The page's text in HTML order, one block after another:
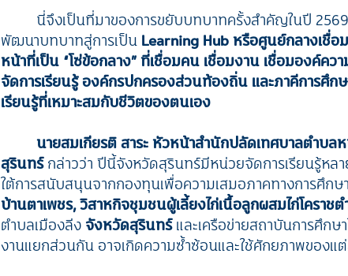
นี่จึงเป็นที่มาของการขยับบทบาทครั้งสำคัญในปี
พัฒนาบทบาทสู่การเป็น Learning Hub หรือศูนย์กลางเชื่อ
หน้าที่เป็น “โซ่ข้อกลาง” ที่เชื่อมคน เชื่อมงาน เชื่อมองค์คว
จัดการเรียนรู้ องค์กรปกครองส่วนท้องถิ่น และภาคีการศึก
เรียนรู้ที่เหมาะสมกับชีวิตของตนเอง
นายสมเกียรติ สาระ หัวหน้าสำนักปลัดเทศบาลตำบ
สุรินทร์กล่าวว่า ปีนี้จังหวัดสุรินทร์มีหน่วยจัดการเรียนรู้หล
ใต้การสนับสนุนจากกองทุนเพื่อความเสมอภาคทางการศึกษ
บ้านตาเพชร, วิสาหกิจชุมชนผู้เลี้ยงไก่เนื้อลูกผสมไก่โครา
ตำบลเมืองลีง จังหวัดสุรินทร์และเครือข่ายสถาบันการศึก
งานแยกส่วนกัน อาจเกิดความซ้ำซ้อนและใช้ศักยภาพของแ